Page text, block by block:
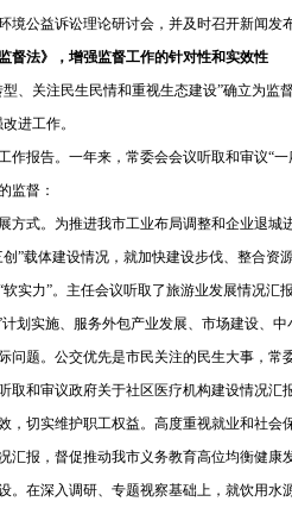
境公益诉讼理论研讨会，并及时召开新闻发
督法》，增强监督工作的针对性和实效性
关注民生民情和重视生态建设”确立为监
进工作。
报告。一年来，常委会会议听取和审议“一
监督：
式。为推进我市工业布局调整和企业退城
”载体建设情况，就加快建设步伐、整合
实力”。主任会议听取了旅游业发展情况
计划实施、服务外包产业发展、市场建设、
题。公交优先是市民关注的民生大事，常
取和审议政府关于社区医疗机构建设情况
，切实维护职工权益。高度重视就业和社
汇报，督促推动我市义务教育高位均衡健康
在深入调研、专题视察基础上，就饮用水